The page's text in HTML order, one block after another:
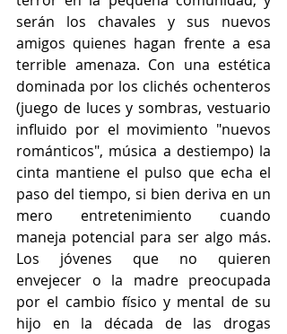
serán los chavales y sus nuevos
amigos quienes hagan frente a esa
terrible amenaza. Con una estética
dominada por los clichés ochenteros
(juego de luces y sombras, vestuario
influido por el movimiento "nuevos
románticos", música a destiempo) la
cinta mantiene el pulso que echa el
paso del tiempo, si bien deriva en un
mero entretenimiento cuando
maneja potencial para ser algo más.
Los jóvenes que no quieren
envejecer o la madre preocupada
por el cambio físico y mental de su
hijo en la década de las drogas